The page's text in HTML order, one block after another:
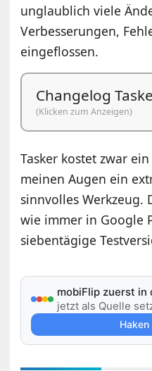
unglaublich viele
Verbesserungen,
eingeflossen.
Changelog
(Klicken zum Anzeigen)
Tasker kostet zwar
meinen Augen ein
sinnvolles Werkzeug.
wie immer in Google
siebentägige
mobiFlip zuerst in
jetzt als Quelle